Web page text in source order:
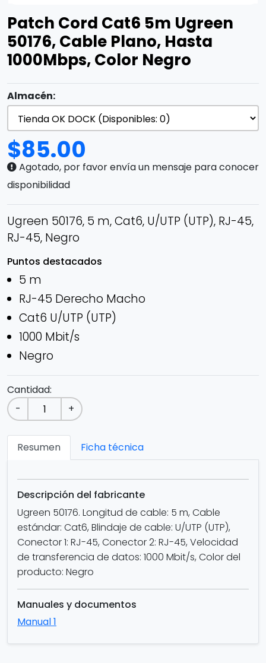
Patch Cord Cat6 5m Ugreen
50176, Cable Plano, Hasta
1000Mbps, Color Negro
Almacén:
$85.00
Agotado, por favor envía un mensaje para conocer
disponibilidad
Ugreen 50176, 5 m, Cat6, U/UTP (UTP), RJ-45,
RJ-45, Negro
Puntos destacados
5 m
RJ-45 Derecho Macho
Cat6 U/UTP (UTP)
1000 Mbit/s
Negro
Cantidad:
-
+
Resumen Ficha técnica
Descripción del fabricante
Ugreen 50176. Longitud de cable: 5 m, Cable
estándar: Cat6, Blindaje de cable: U/UTP (UTP),
Conector 1: RJ-45, Conector 2: RJ-45, Velocidad
de transferencia de datos: 1000 Mbit/s, Color del
producto: Negro
Manuales y documentos
Manual 1